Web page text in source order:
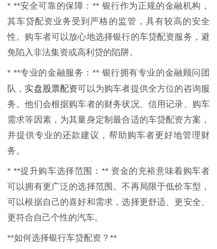
* **安全可靠的保障：** 银行作为正规的金融机构，
其车贷配资业务受到严格的监管，具有较高的安全
性。购车者可以放心地选择银行的车贷配资服务，避
免陷入非法集资或高利贷的陷阱。
* **专业的金融服务：** 银行拥有专业的金融顾问团
队， 实盘股票配资可以为购车者提供全方位的咨询服
务。他们会根据购车者的财务状况、信用记录、购车
需求等因素，为其量身定制最合适的车贷配资方案，
并提供专业的还款建议，帮助购车者更好地管理财
务。
* **提升购车选择范围：** 资金的充裕意味着购车者
可以拥有更广泛的选择范围。不再局限于低价车型，
可以根据自己的喜好和需求，选择更舒适、更安全、
更符合自己个性的汽车。
**如何选择银行车贷配资？**